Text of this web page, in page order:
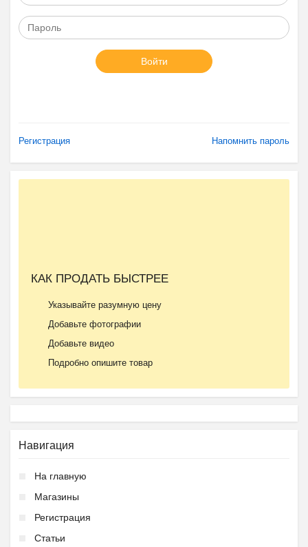
Войти
Регистрация Напомнить пароль
КАК ПРОДАТЬ БЫСТРЕЕ
Указывайте разумную цену
Добавьте фотографии
Добавьте видео
Подробно опишите товар
Навигация
На главную
Магазины
Регистрация
Статьи